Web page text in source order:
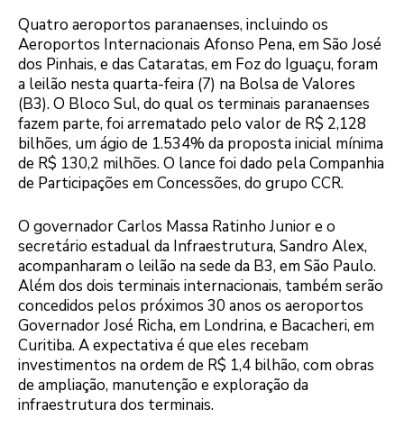
Quatro aeroportos paranaenses, incluindo os
Aeroportos Internacionais Afonso Pena, em São José
dos Pinhais, e das Cataratas, em Foz do Iguaçu, foram
a leilão nesta quarta-feira (7) na Bolsa de Valores
(B3). O Bloco Sul, do qual os terminais paranaenses
fazem parte, foi arrematado pelo valor de R$ 2,128
bilhões, um ágio de 1.534% da proposta inicial mínima
de R$ 130,2 milhões. O lance foi dado pela Companhia
de Participações em Concessões, do grupo CCR.
O governador Carlos Massa Ratinho Junior e o
secretário estadual da Infraestrutura, Sandro Alex,
acompanharam o leilão na sede da B3, em São Paulo.
Além dos dois terminais internacionais, também serão
concedidos pelos próximos 30 anos os aeroportos
Governador José Richa, em Londrina, e Bacacheri, em
Curitiba. A expectativa é que eles recebam
investimentos na ordem de R$ 1,4 bilhão, com obras
de ampliação, manutenção e exploração da
infraestrutura dos terminais.